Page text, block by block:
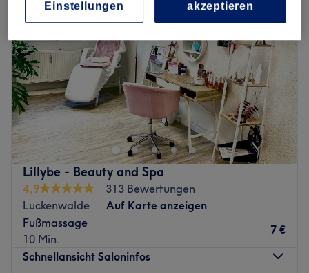
Lillybe - Beauty and Spa
4,9
313 Bewertungen
Luckenwalde
Auf Karte anzeigen
Fußmassage
10 Min.
7 €
Schnellansicht Saloninfos
Einstellungen akzeptieren